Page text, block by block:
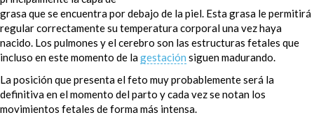
grasa que se encuentra por debajo de la piel. Esta grasa le permitirá
regular correctamente su temperatura corporal una vez haya
nacido. Los pulmones y el cerebro son las estructuras fetales que
incluso en este momento de lagestación siguen madurando.
La posición que presenta el feto muy probablemente será la
definitiva en el momento del parto y cada vez se notan los
movimientos fetales de forma más intensa.